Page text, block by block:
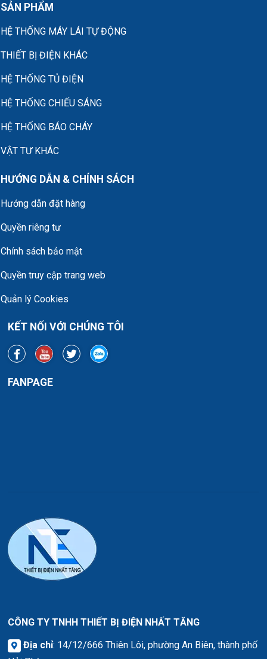
SẢN PHẨM
HỆ THỐNG MÁY LÁI TỰ ĐỘNG
THIẾT BỊ ĐIỆN KHÁC
HỆ THỐNG TỦ ĐIỆN
HỆ THỐNG CHIẾU SÁNG
HỆ THỐNG BÁO CHÁY
VẬT TƯ KHÁC
HƯỚNG DẪN & CHÍNH SÁCH
Hướng dẫn đặt hàng
Quyền riêng tư
Chính sách bảo mật
Quyền truy cập trang web
Quản lý Cookies
KẾT NỐI VỚI CHÚNG TÔI
FANPAGE
CÔNG TY TNHH THIẾT BỊ ĐIỆN NHẤT TĂNG
Địa chỉ: 14/12/666 Thiên Lôi, phường An Biên, thành phố